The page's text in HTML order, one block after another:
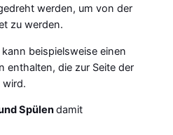
werden, um von der
zu werden.
beispielsweise einen
enthalten, die zur Seite der
wird.
Spülendamit